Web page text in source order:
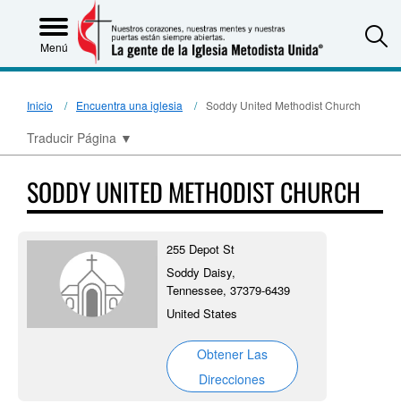
Menú
Inicio Encuentra una iglesia Soddy United Methodist Church
Traducir Página ▼
SODDY UNITED METHODIST CHURCH
255 Depot St
Soddy Daisy,
Tennessee, 37379-6439
United States
Obtener Las
Direcciones